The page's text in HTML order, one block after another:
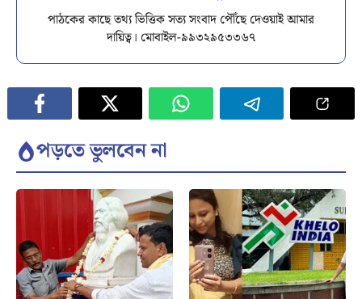
পাঠকের কাছে তথ্য ভিত্তিক সত্য সংবাদ পৌঁছে দেওয়াই আমার
দায়িত্ব। মোবাইল-৯৯৩২৯৫৩৩৬৭
পড়তে ভুলবেন না